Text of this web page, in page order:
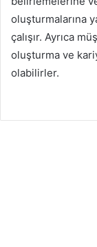
oluşturmalarına
çalışır. Ayrıca
oluşturma ve
olabilirler.